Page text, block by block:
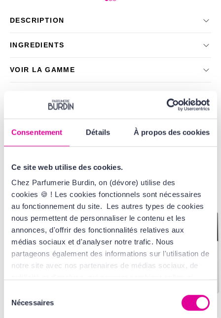
Consentement Détails À propos des cookies
Ce site web utilise des cookies.
Chez Parfumerie Burdin, on (dévore) utilise des
cookies 🍪 ! Les cookies fonctionnels sont nécessaires
au fonctionnement du site. Les autres types de cookies
nous permettent de personnaliser le contenu et les
annonces, d'offrir des fonctionnalités relatives aux
médias sociaux et d'analyser notre trafic. Nous
partageons également des informations sur l'utilisation de
notre site avec nos partenaires de médias sociaux, de
ou qu'ils ont collectées lors de votre utilisation de leurs
services. Tout ça, pour vous offrir une expérience au top
Nécessaires
DESCRIPTION
INGREDIENTS
VOIR LA GAMME